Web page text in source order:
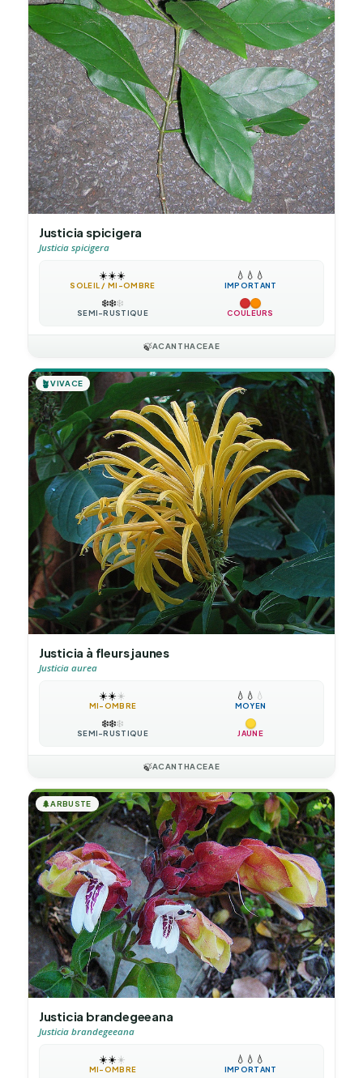
Justicia spicigera
Justicia spicigera
☀️☀️☀️
SOLEIL / MI-OMBRE
💧 💧 💧
IMPORTANT
❄️❄️❄️
SEMI-RUSTIQUE COULEURS
🍃ACANTHACEAE
🪴VIVACE
Justicia à fleurs jaunes
Justicia aurea
☀️☀️☀️
MI-OMBRE
💧 💧 💧
MOYEN
❄️❄️❄️
SEMI-RUSTIQUE JAUNE
🍃ACANTHACEAE
🌲ARBUSTE
Justicia brandegeeana
Justicia brandegeeana
☀️☀️☀️
MI-OMBRE
💧 💧 💧
IMPORTANT